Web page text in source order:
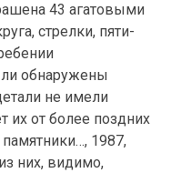
43 агатовыми
стрелки, пяти-
обнаружены
не имели
их от более поздних
1987,
них, видимо,